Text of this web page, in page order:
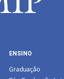
ENSINO
Graduação